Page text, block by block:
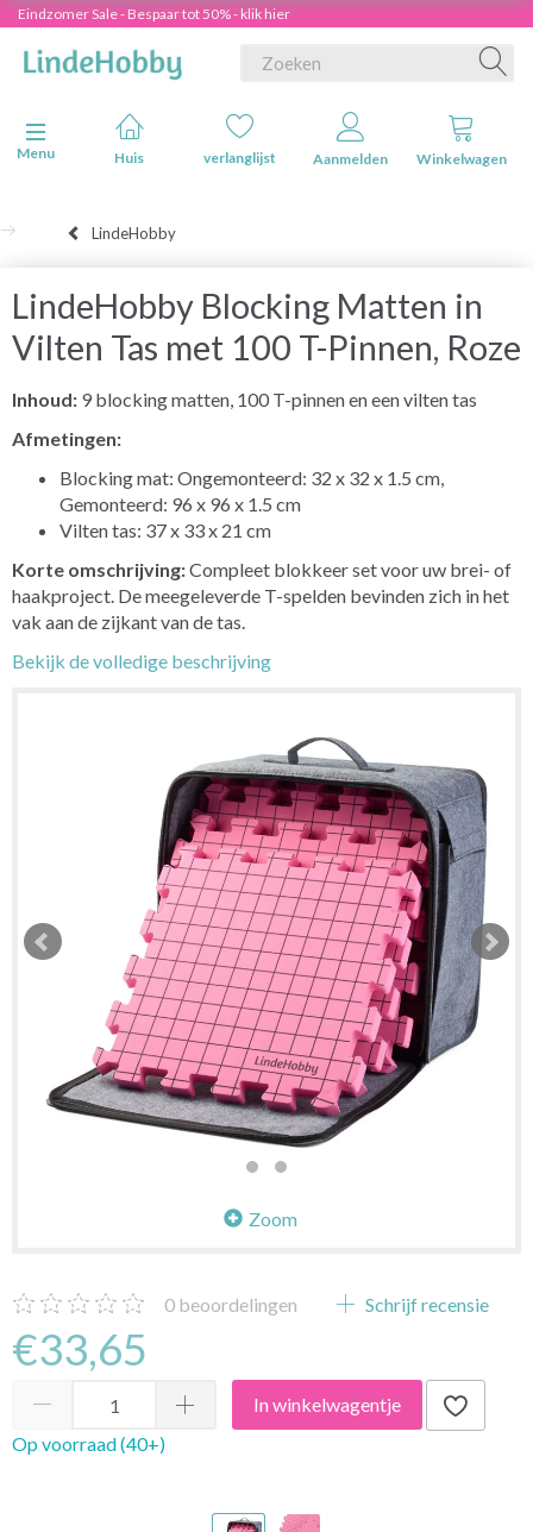
Eindzomer Sale - Bespaar tot 50% - klik hier
Navigatie in-/uitschakelen
Menu
Huis verlanglijst Aanmelden Winkelwagen
LindeHobby
LindeHobby Blocking Matten in
Vilten Tas met 100 T-Pinnen, Roze
Inhoud: 9 blocking matten, 100 T-pinnen en een vilten tas
Afmetingen:
Blocking mat: Ongemonteerd: 32 x 32 x 1.5 cm,
Gemonteerd: 96 x 96 x 1.5 cm
Vilten tas: 37 x 33 x 21 cm
Korte omschrijving:Compleet blokkeer set voor uw brei- of
haakproject. De meegeleverde T-spelden bevinden zich in het
vak aan de zijkant van de tas.
Bekijk de volledige beschrijving
Zoom
0 beoordelingen Schrijf recensie
€33,65
In winkelwagentje
Op voorraad (40+)